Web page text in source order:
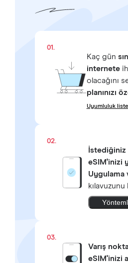
01.
Kaç gün
internete
olacağını
planınızı
Uyumluluk
02.
eSIM'inizi
Uygulama
kılavuzunu
03.
Varış
eSIM'inizi